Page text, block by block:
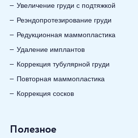
Увеличение груди с подтяжкой
Реэндопротезирование груди
Редукционная маммопластика
Удаление имплантов
Коррекция тубулярной груди
Повторная маммопластика
Коррекция сосков
Полезное